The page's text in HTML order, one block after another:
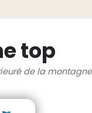
top
de la